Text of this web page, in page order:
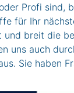
Profi sind,
für Ihr
und breit die
uns auch
Sie haben